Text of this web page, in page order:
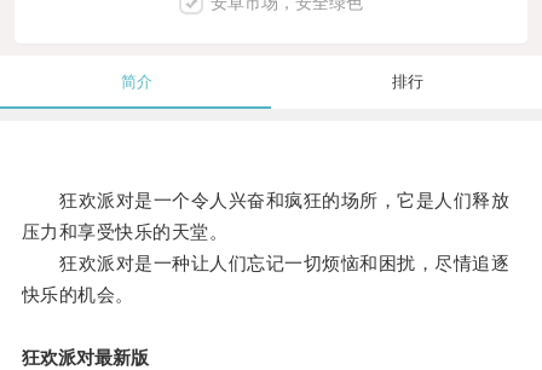
简介 排行
狂欢派对是一个令人兴奋和疯狂的场所，它是人们释放
压力和享受快乐的天堂。
狂欢派对是一种让人们忘记一切烦恼和困扰，尽情追逐
快乐的机会。
狂欢派对最新版